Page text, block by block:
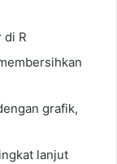
di R
grafik,
lanjut